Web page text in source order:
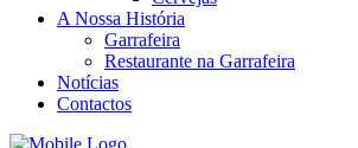
A Nossa História
Garrafeira
Restaurante na Garrafeira
Notícias
Contactos